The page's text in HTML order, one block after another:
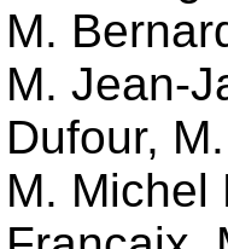
M.
M. Jean-
Dufour,
M. Michel